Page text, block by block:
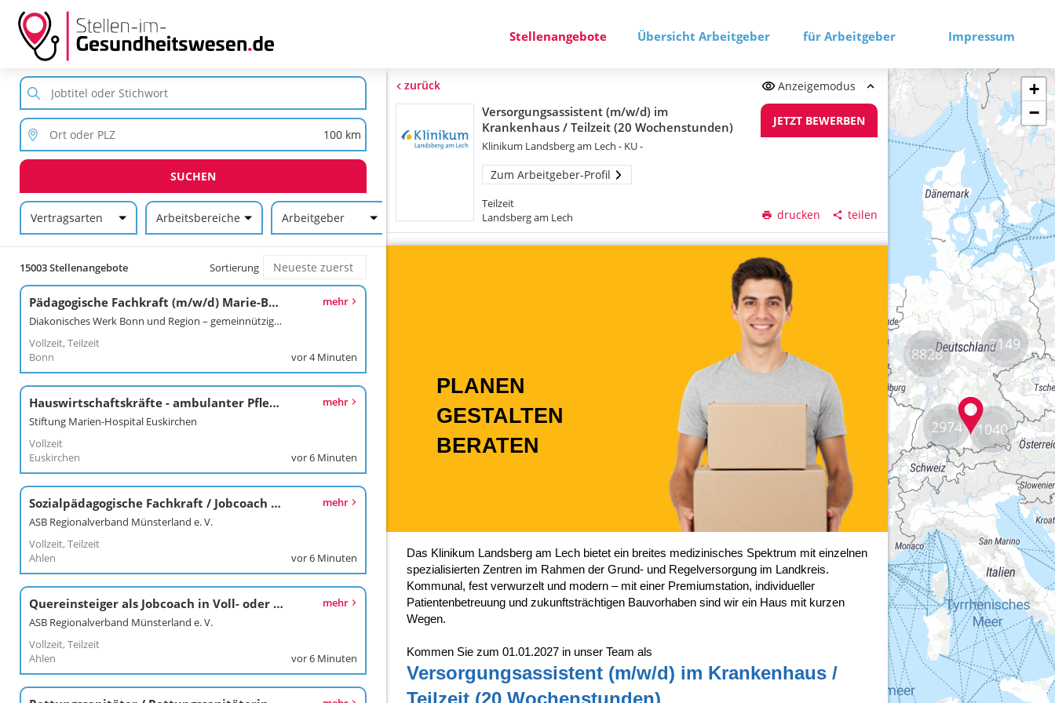
Stellenangebote Übersicht Arbeitgeber für Arbeitgeber Impressum
SUCHEN
Vertragsarten Arbeitsbereiche Arbeitgeber
15003 Stellenangebote Sortierung
Pädagogische Fachkraft (m/w/d) Marie-Baum-Haus
Diakonisches Werk Bonn und Region – gemeinnützige GmbH
Vollzeit, Teilzeit
Bonn
mehr
vor 4 Minuten
Hauswirtschaftskräfte - ambulanter Pflegedienst (m/w/d)
Stiftung Marien-Hospital Euskirchen
Vollzeit
Euskirchen
mehr
vor 6 Minuten
Sozialpädagogische Fachkraft / Jobcoach in Voll- oder Teilzeit (m/w/d)
ASB Regionalverband Münsterland e. V.
Vollzeit, Teilzeit
Ahlen
mehr
vor 6 Minuten
Quereinsteiger als Jobcoach in Voll- oder Teilzeit (m/w/d)
ASB Regionalverband Münsterland e. V.
Vollzeit, Teilzeit
Ahlen
mehr
vor 6 Minuten
zurück Anzeigemodus
Versorgungsassistent (m/w/d) im
Krankenhaus / Teilzeit (20 Wochenstunden)
Klinikum Landsberg am Lech - KU -
Zum Arbeitgeber-Profil
Teilzeit
Landsberg am Lech
JETZT BEWERBEN
drucken teilen
8828
2974
2149
1040
+
−